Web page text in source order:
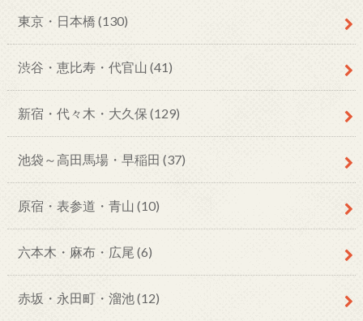
東京・日本橋 (130)
渋谷・恵比寿・代官山 (41)
新宿・代々木・大久保 (129)
池袋～高田馬場・早稲田 (37)
原宿・表参道・青山 (10)
六本木・麻布・広尾 (6)
赤坂・永田町・溜池(12)